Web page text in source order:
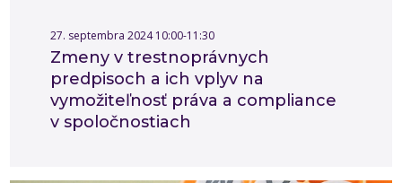
27. septembra 2024 10:00-11:30
Zmeny v trestnoprávnych
predpisoch a ich vplyv na
vymožiteľnosť práva a compliance
v spoločnostiach